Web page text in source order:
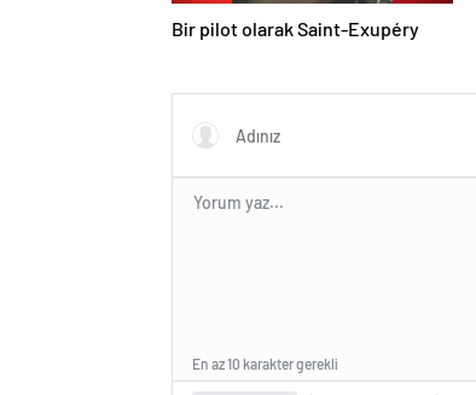
Bir pilot olarak Saint-Exupéry
En az 10 karakter gerekli